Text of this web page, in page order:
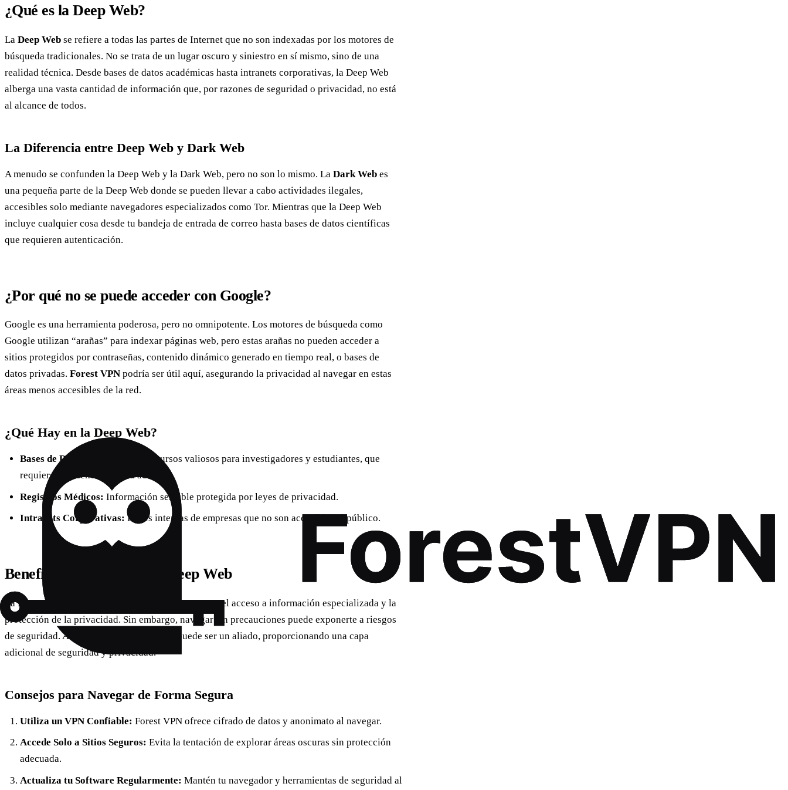
¿Qué es la Deep Web?
La Deep Web se refiere a todas las partes de Internet que no son indexadas por los motores de
búsqueda tradicionales. No se trata de un lugar oscuro y siniestro en sí mismo, sino de una
realidad técnica. Desde bases de datos académicas hasta intranets corporativas, la Deep Web
alberga una vasta cantidad de información que, por razones de seguridad o privacidad, no está
al alcance de todos.
La Diferencia entre Deep Web y Dark Web
A menudo se confunden la Deep Web y la Dark Web, pero no son lo mismo. La Dark Web es
una pequeña parte de la Deep Web donde se pueden llevar a cabo actividades ilegales,
accesibles solo mediante navegadores especializados como Tor. Mientras que la Deep Web
incluye cualquier cosa desde tu bandeja de entrada de correo hasta bases de datos científicas
que requieren autenticación.
¿Por qué no se puede acceder con Google?
Google es una herramienta poderosa, pero no omnipotente. Los motores de búsqueda como
Google utilizan “arañas” para indexar páginas web, pero estas arañas no pueden acceder a
sitios protegidos por contraseñas, contenido dinámico generado en tiempo real, o bases de
datos privadas. Forest VPN podría ser útil aquí, asegurando la privacidad al navegar en estas
áreas menos accesibles de la red.
¿Qué Hay en la Deep Web?
Bases de Datos Académicas:
Recursos valiosos para investigadores y estudiantes, que
requieren credenciales para acceder.
Registros Médicos: Información sensible protegida por leyes de privacidad.
Intranets Corporativas: Redes internas de empresas que no son accesibles al público.
Beneficios y Riesgos de la Deep Web
La Deep Web ofrece beneficios significativos como el acceso a información especializada y la
protección de la privacidad. Sin embargo, navegar sin precauciones puede exponerte a riesgos
de seguridad. Aquí es donde
puede ser un aliado, proporcionando una capa
adicional de seguridad y privacidad.
Consejos para Navegar de Forma Segura
Utiliza un VPN Confiable: Forest VPN ofrece cifrado de datos y anonimato al navegar.
Accede Solo a Sitios Seguros: Evita la tentación de explorar áreas oscuras sin protección
adecuada.
Actualiza tu Software Regularmente: Mantén tu navegador y herramientas de seguridad al